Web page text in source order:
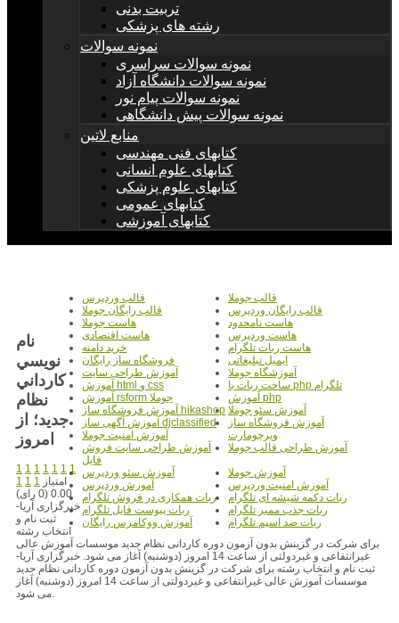
تربیت بدنی
رشته های پزشکی
نمونه سوالات
نمونه سوالات سراسری
نمونه سوالات دانشگاه آزاد
نمونه سوالات پیام نور
نمونه سوالات پیش دانشگاهی
منابع لاتین
کتابهای فنی مهندسی
کتابهای علوم انسانی
کتابهای علوم پزشکی
کتابهای عمومی
کتابهای آموزشی
قالب جوملا
قالب وردپرس
قالب رایگان وردپرس
قالب رایگان جوملا
هاست نامحدود
هاست جوملا
هاست وردپرس
هاست اقتصادی
هاست ربات تلگرام
خرید دامنه
ایمیل تبلیغاتی
فروشگاه ساز رایگان
آموزشگاه جوملا
آموزش طراحی سایت
ساخت ربات با php تلگرام
آموزش html و css
آموزش php
آموزش rsform جوملا
آموزش سئو جوملا آموزش فروشگاه ساز hikashop
آموزش فروشگاه ساز
ویرچومارت
آموزش آگهی ساز djclassified
آموزش امنیت جوملا
آموزش طراحی قالب جوملا
آموزش طراحی سایت فروش
فایل
آموزش جوملا
آموزش سئو وردپرس
آموزش امنیت وردپرس
آموزش وردپرس
ربات دکمه شیشه ای تلگرام
ربات همکاری در فروش تلگرام
ربات جذب ممبر تلگرام
ربات پیوست فایل تلگرام
ربات ضد اسپم تلگرام
آموزش ووکامرس رایگان
نام
نويسي
کارداني
نظام
جديد؛ از
امروز
1 1 1 1 1 1 1
1 1 1 امتیاز
0.00 (0 رای)
خبرگزاری آریا-
ثبت نام و
انتخاب رشته
برای شرکت در گزینش بدون آزمون دوره کاردانی نظام جدید موسسات آموزش عالی
غیرانتفاعی و غیردولتی از ساعت 14 امروز (دوشنبه) آغاز می شود. خبرگزاری آریا-
ثبت نام و انتخاب رشته برای شرکت در گزینش بدون آزمون دوره کاردانی نظام جدید
موسسات آموزش عالی غیرانتفاعی و غیردولتی از ساعت 14 امروز (دوشنبه) آغاز
می شود.